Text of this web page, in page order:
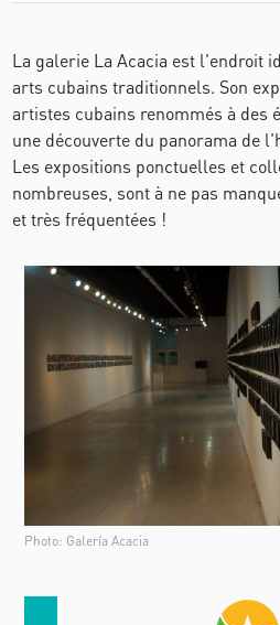
La galerie La Acacia est l'endroit
arts cubains traditionnels. Son
artistes cubains renommés à des
une découverte du panorama de
Les expositions ponctuelles et
nombreuses, sont à ne pas
et très fréquentées !
Photo: Galería Acacia